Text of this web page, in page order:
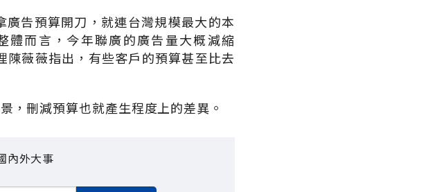
告預算開刀，就連台灣規模最大的本
體而言，今年聯廣的廣告量大概減縮
薇薇指出，有些客戶的預算甚至比去
，刪減預算也就產生程度上的差異。
內外大事